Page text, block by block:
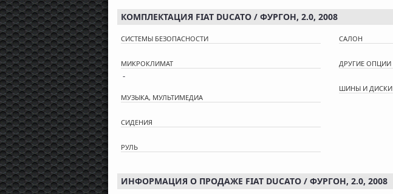
КОМПЛЕКТАЦИЯ FIAT DUCATO / ФУРГОН, 2.0, 2008
СИСТЕМЫ БЕЗОПАСНОСТИ
МИКРОКЛИМАТ
-
МУЗЫКА, МУЛЬТИМЕДИА
СИДЕНИЯ
РУЛЬ
САЛОН
ДРУГИЕ ОПЦИИ
ШИНЫ И ДИСКИ
ИНФОРМАЦИЯ О ПРОДАЖЕ FIAT DUCATO / ФУРГОН, 2.0, 2008